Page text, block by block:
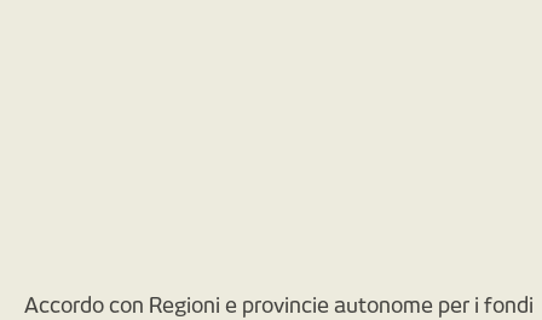
Accordo con Regioni e provincie autonome per i fondi